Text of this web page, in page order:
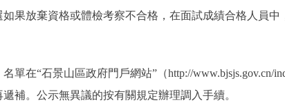
果放棄資格或體檢考察不合格，在面試成績合格人員
在“石景山區政府門戶網站”（http://www.bjsjs.gov.cn/
補。公示無異議的按有關規定辦理調入手續。